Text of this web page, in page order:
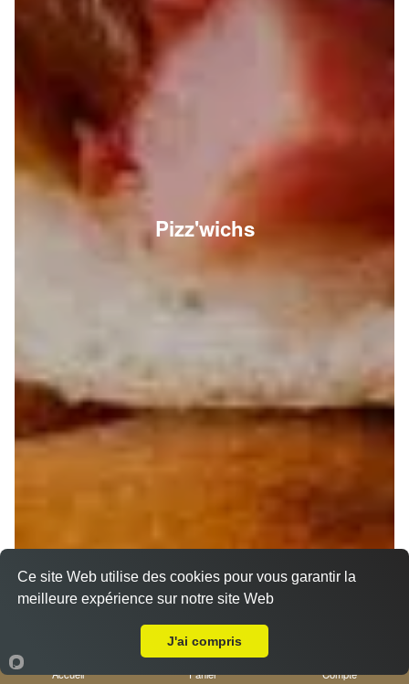
Pizz'wichs
Accueil Panier Compte
Ce site Web utilise des cookies pour vous garantir la
meilleure expérience sur notre site Web
J'ai compris